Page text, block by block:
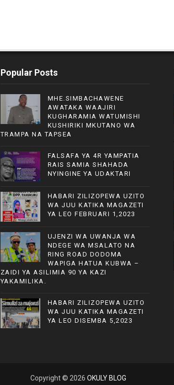
Popular Posts
MHE.SIMBACHAWENE
AWATAKA WAAJIRI
KUGHARAMIA WATUMISHI
KUSHIRIKI MKUTANO WA
TRAMPA NA TAPSEA
FALSAFA YA 4R YAMPATIA
RAIS SAMIA SHAHADA
NYINGINE YA UDAKTARI
HABARI ZILIZOPEWA UZITO
WA JUU KATIKA MAGAZETI
YA LEO FEBRUARI 1,2023
UJENZI WA UWANJA WA
NDEGE WA MSALATO NA
RING ROAD DODOMA
WAPIGA HATUA KUBWA –
ZAIDI YA ASILIMIA 90 YA KAZI
YAKAMILIKA.
HABARI ZILIZOPEWA UZITO
WA JUU KATIKA MAGAZETI
YA LEO DISEMBA 5,2023
Copyright © 2026 OKULY BLOG